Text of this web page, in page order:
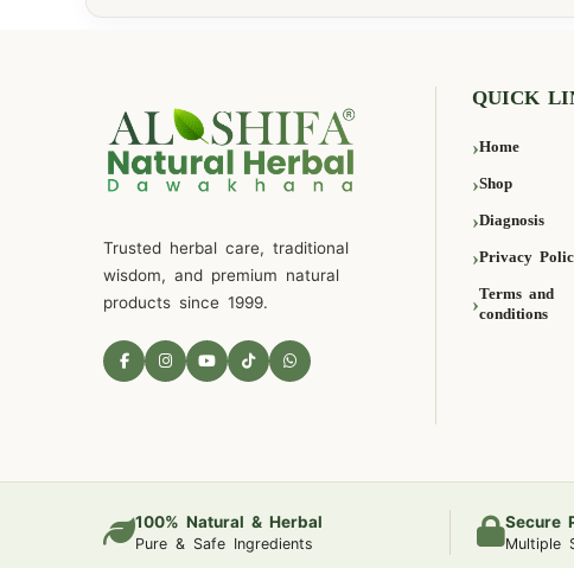
Trusted herbal care, traditional
wisdom, and premium natural
products since 1999.
QUICK
Home
Shop
Diagnosis
Privacy
Terms and
conditions
100% Natural & Herbal
Pure & Safe Ingredients
Secure
Multiple